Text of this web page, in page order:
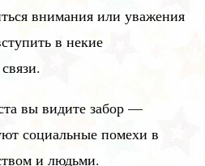
внимания или уважения
в некие
вы видите забор —
социальные помехи в
и людьми.